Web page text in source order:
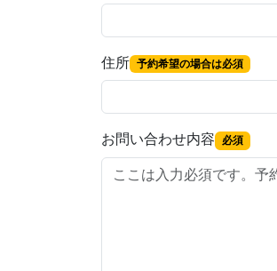
住所 予約希望の場合は必須
お問い合わせ内容 必須